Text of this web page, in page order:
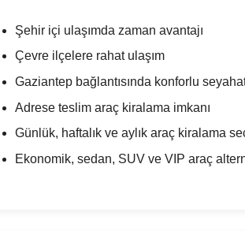
Şehir içi ulaşımda zaman avantajı
Çevre ilçelere rahat ulaşım
Gaziantep bağlantısında konforlu
Adrese teslim araç kiralama imkanı
Günlük, haftalık ve aylık araç kiralama
Ekonomik, sedan, SUV ve VIP araç